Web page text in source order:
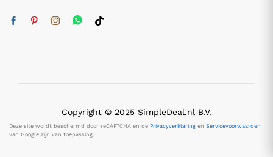
Copyright © 2025 SimpleDeal.nl B.V.
Deze site wordt beschermd door reCAPTCHA en de Privacyverklaring en Servicevoorwaarden
van Google zijn van toepassing.